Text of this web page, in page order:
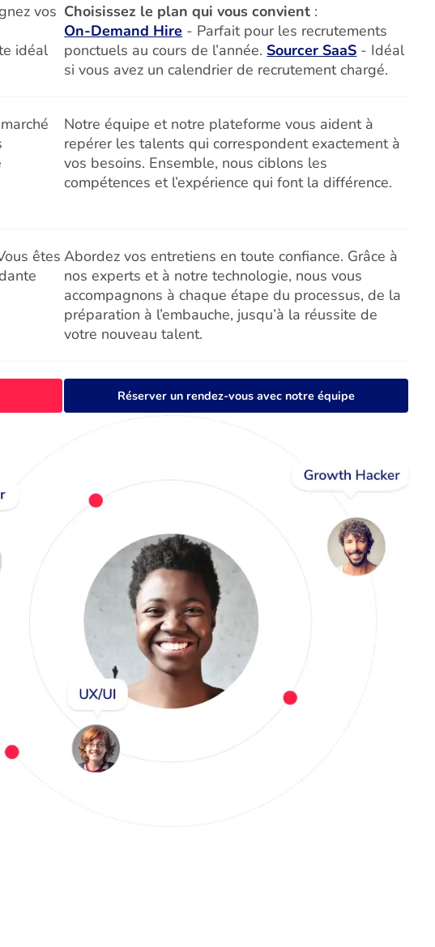
vos
idéal
Choisissez le plan qui vous convient :
On-Demand Hire - Parfait pour les recrutements
ponctuels au cours de l’année. Sourcer SaaS - Idéal
si vous avez un calendrier de recrutement chargé.
Notre équipe et notre plateforme vous aident à
repérer les talents qui correspondent exactement à
vos besoins. Ensemble, nous ciblons les
compétences et l’expérience qui font la différence.
êtes Abordez vos entretiens en toute confiance. Grâce à
nos experts et à notre technologie, nous vous
accompagnons à chaque étape du processus, de la
préparation à l’embauche, jusqu’à la réussite de
votre nouveau talent.
Réserver un rendez-vous avec notre équipe